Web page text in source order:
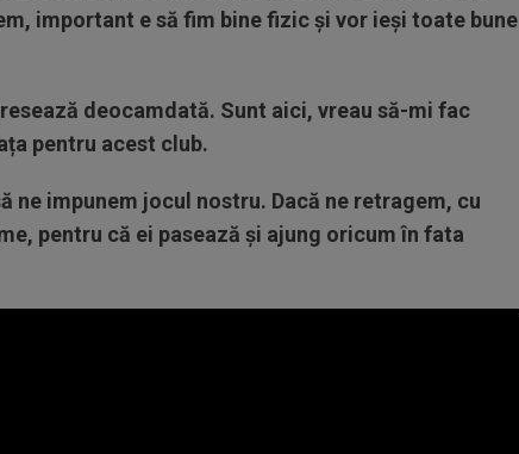
important e să fim bine fizic și vor ieși toate bune
deocamdată. Sunt aici, vreau să-mi fac
pentru acest club.
ne impunem jocul nostru. Dacă ne retragem, cu
pentru că ei pasează și ajung oricum în fata